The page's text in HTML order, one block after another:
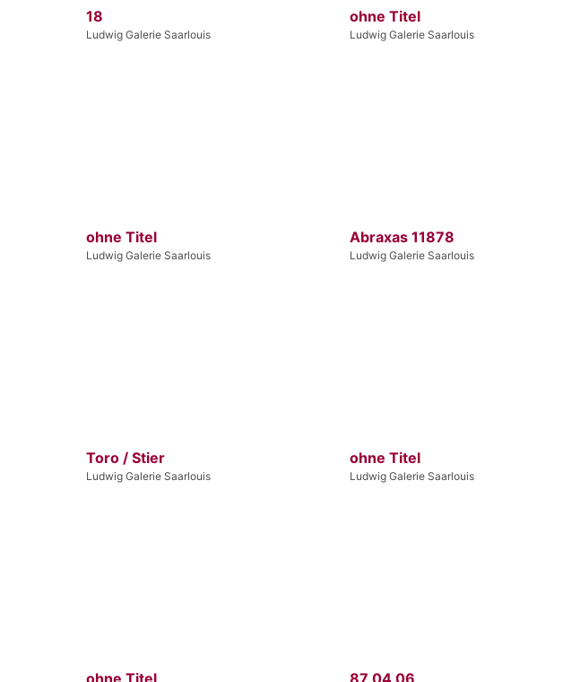
18
Ludwig Galerie Saarlouis
ohne Titel
Ludwig Galerie Saarlouis
ohne Titel
Ludwig Galerie Saarlouis
Abraxas 11878
Ludwig Galerie Saarlouis
Toro / Stier
Ludwig Galerie Saarlouis
ohne Titel
Ludwig Galerie Saarlouis
ohne Titel 87 04 06